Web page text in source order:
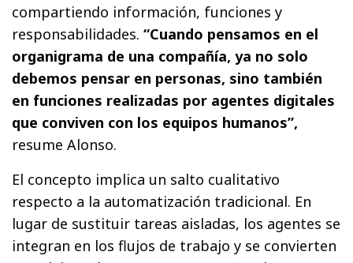
compartiendo información, funciones y
responsabilidades.“Cuando pensamos en el
organigrama de una compañía, ya no solo
debemos pensar en personas, sino también
en funciones realizadas por agentes digitales
que conviven con los equipos humanos”,
resume Alonso.
El concepto implica un salto cualitativo
respecto a la automatización tradicional. En
lugar de sustituir tareas aisladas, los agentes se
integran en los flujos de trabajo y se convierten